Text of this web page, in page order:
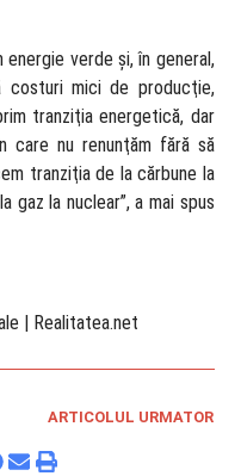
verde şi, în general,
costuri mici de producţie,
tranziţia energetică, dar
care nu renunţăm fără să
tranziţia de la cărbune la
gaz la nuclear”, a mai spus
| Realitatea.net
ARTICOLUL URMATOR